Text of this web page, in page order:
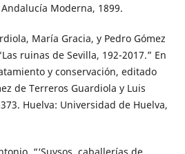
Moderna, 1899.
María Gracia, y Pedro Gómez
ruinas de Sevilla, 192-2017.” En
y conservación, editado
de Terreros Guardiola y Luis
Huelva: Universidad de Huelva,
“‘Suysos, caballerías de